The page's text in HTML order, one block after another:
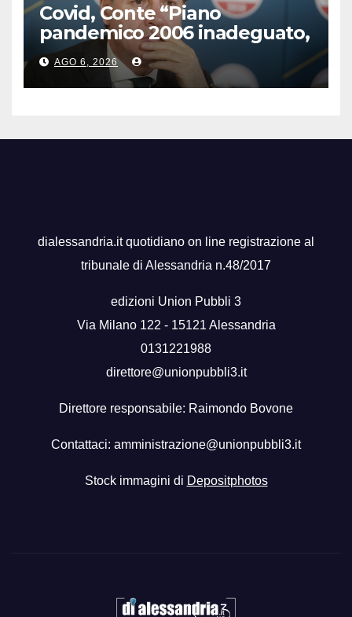
Covid, Conte “Piano
pandemico 2006 inadeguato,
virus senza precedenti”
AGO 6, 2026
dialessandria.it quotidiano on line registrazione al
tribunale di Alessandria n.48/2017
edizioni Union Pubbli 3
Via Milano 122 - 15121 Alessandria
0131221988
direttore@unionpubbli3.it
Direttore responsabile: Raimondo Bovone
Contattaci: amministrazione@unionpubbli3.it
Stock immagini di Depositphotos